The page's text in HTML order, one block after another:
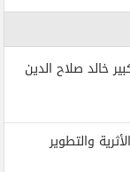
خالد صلاح الدين
والتطوير